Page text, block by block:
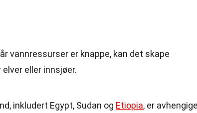
vannressurser er knappe, kan det skape
eller innsjøer.
inkludert Egypt, Sudan og Etiopia, er